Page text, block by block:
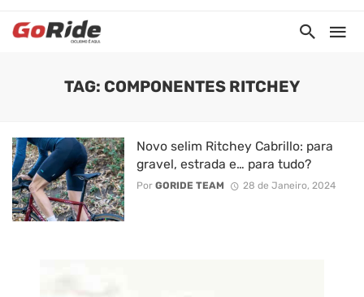
TAG: COMPONENTES RITCHEY
Novo selim Ritchey Cabrillo: para
gravel, estrada e… para tudo?
Por GORIDE TEAM 28 de Janeiro, 2024